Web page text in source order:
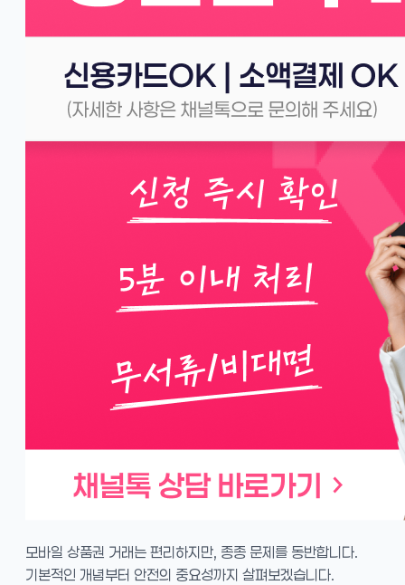
모바일 상품권 거래는 편리하지만, 종종 문제를 동반합니다.
기본적인 개념부터 안전의 중요성까지 살펴보겠습니다.